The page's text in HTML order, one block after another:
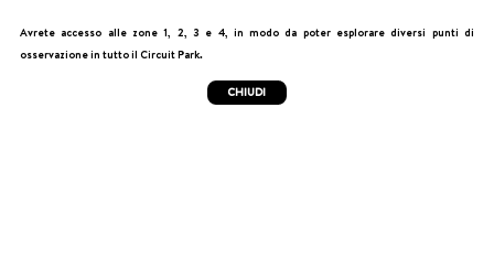
Avrete accesso alle zone 1, 2, 3 e 4, in modo da poter esplorare diversi punti di
osservazione in tutto il Circuit Park.
CHIUDI